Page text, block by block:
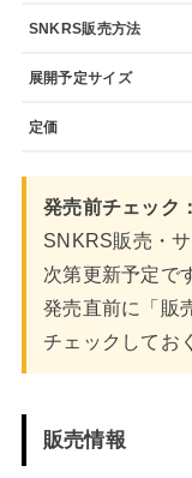
SNKRS販売方法
展開予定サイズ
定価
発売前チェック：
SNKRS販売・
次第更新予定で
発売直前に「販
チェックしてお
販売情報